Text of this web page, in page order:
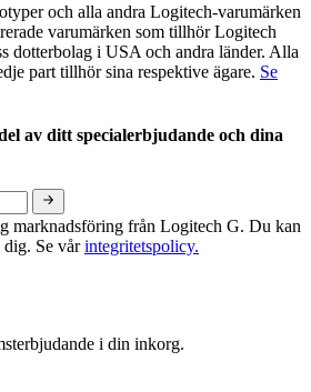
och alla andra Logitech-varumärken
varumärken som tillhör Logitech
dotterbolag i USA och andra länder. Alla
part tillhör sina respektive ägare. Se
av ditt specialerbjudande och dina
marknadsföring från Logitech G. Du kan
dig. Se vårintegritetspolicy.
i din inkorg.